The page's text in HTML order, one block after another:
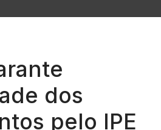
dos
pelo IPE